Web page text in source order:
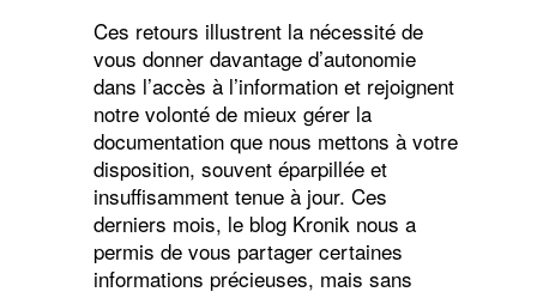
Ces retours illustrent la nécessité de
vous donner davantage d’autonomie
dans l’accès à l’information et rejoignent
notre volonté de mieux gérer la
documentation que nous mettons à votre
disposition, souvent éparpillée et
insuffisamment tenue à jour. Ces
derniers mois, le blog Kronik nous a
permis de vous partager certaines
informations précieuses, mais sans